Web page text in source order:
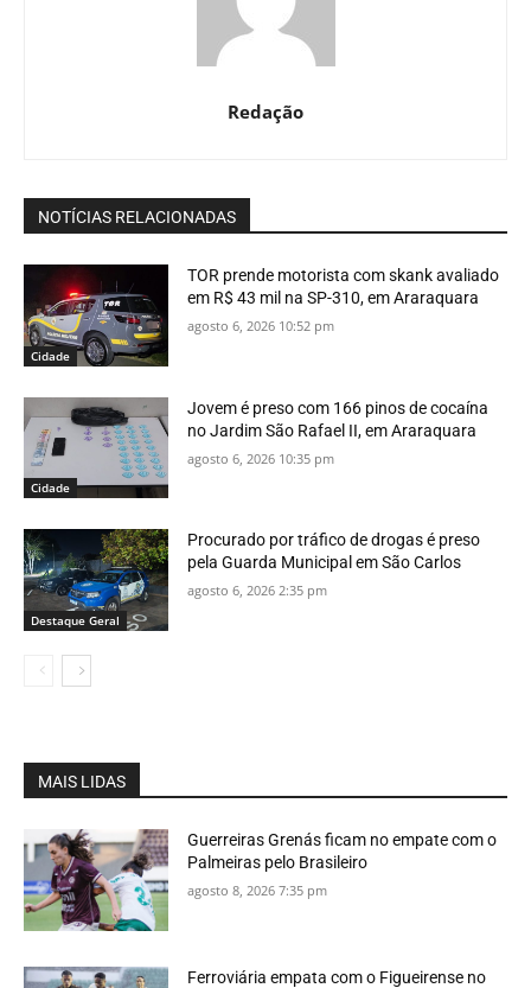
Redação
NOTÍCIAS RELACIONADAS
Cidade
TOR prende motorista com skank avaliado
em R$ 43 mil na SP-310, em Araraquara
agosto 6, 2026 10:52 pm
Cidade
Jovem é preso com 166 pinos de cocaína
no Jardim São Rafael II, em Araraquara
agosto 6, 2026 10:35 pm
Destaque Geral
Procurado por tráfico de drogas é preso
pela Guarda Municipal em São Carlos
agosto 6, 2026 2:35 pm
MAIS LIDAS
Guerreiras Grenás ficam no empate com o
Palmeiras pelo Brasileiro
agosto 8, 2026 7:35 pm
Ferroviária empata com o Figueirense no